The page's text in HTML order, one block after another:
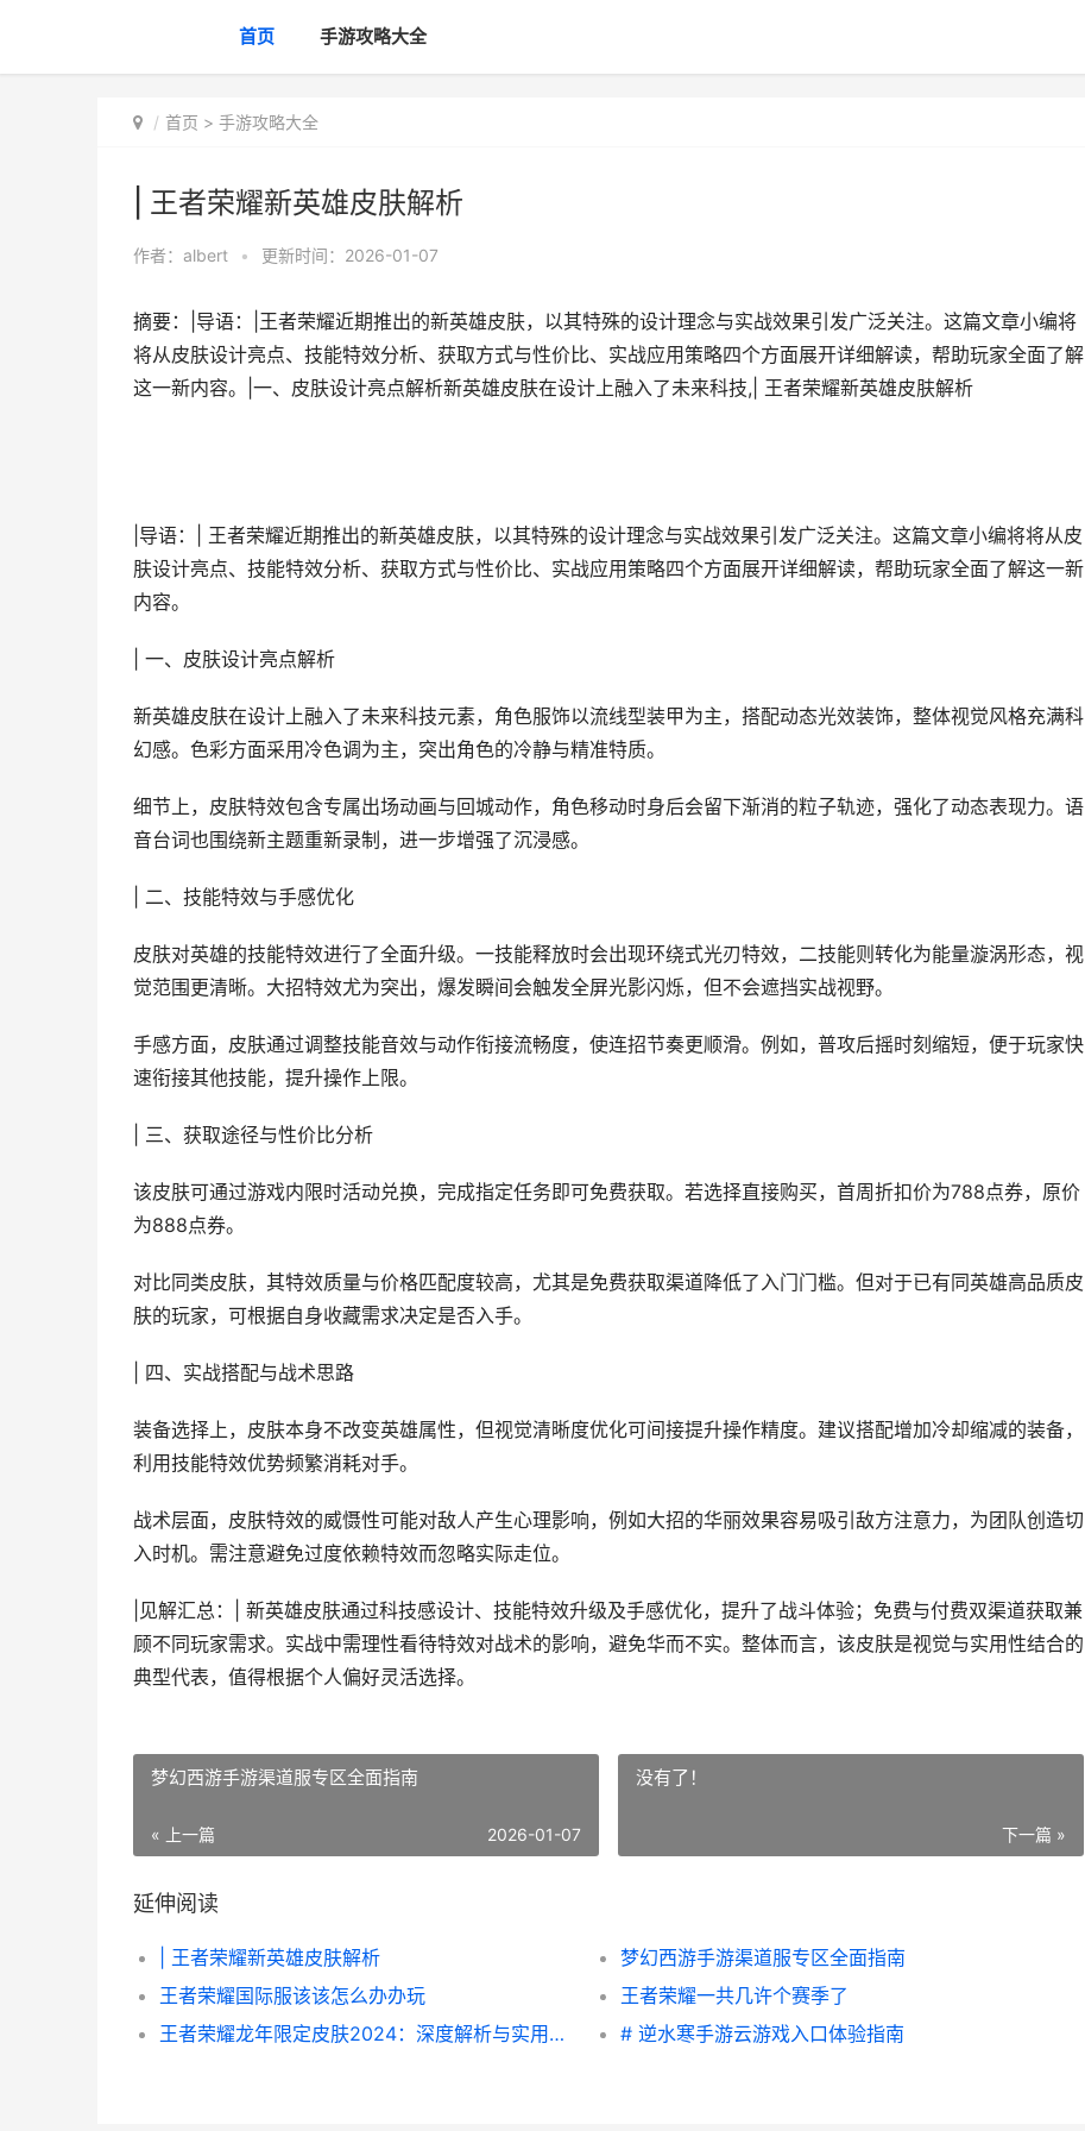
首页 手游攻略大全
首页 > 手游攻略大全
| 王者荣耀新英雄皮肤解析
作者： albert • 更新时间：2026-01-07
摘要：|导语：|王者荣耀近期推出的新英雄皮肤，以其特殊的设计理念与实战效果引发广泛关注。这篇文章小编将
将从皮肤设计亮点、技能特效分析、获取方式与性价比、实战应用策略四个方面展开详细解读，帮助玩家全面了解
这一新内容。|一、皮肤设计亮点解析新英雄皮肤在设计上融入了未来科技,| 王者荣耀新英雄皮肤解析
|导语：| 王者荣耀近期推出的新英雄皮肤，以其特殊的设计理念与实战效果引发广泛关注。这篇文章小编将将从皮
肤设计亮点、技能特效分析、获取方式与性价比、实战应用策略四个方面展开详细解读，帮助玩家全面了解这一新
内容。
| 一、皮肤设计亮点解析
新英雄皮肤在设计上融入了未来科技元素，角色服饰以流线型装甲为主，搭配动态光效装饰，整体视觉风格充满科
幻感。色彩方面采用冷色调为主，突出角色的冷静与精准特质。
细节上，皮肤特效包含专属出场动画与回城动作，角色移动时身后会留下渐消的粒子轨迹，强化了动态表现力。语
音台词也围绕新主题重新录制，进一步增强了沉浸感。
| 二、技能特效与手感优化
皮肤对英雄的技能特效进行了全面升级。一技能释放时会出现环绕式光刃特效，二技能则转化为能量漩涡形态，视
觉范围更清晰。大招特效尤为突出，爆发瞬间会触发全屏光影闪烁，但不会遮挡实战视野。
手感方面，皮肤通过调整技能音效与动作衔接流畅度，使连招节奏更顺滑。例如，普攻后摇时刻缩短，便于玩家快
速衔接其他技能，提升操作上限。
| 三、获取途径与性价比分析
该皮肤可通过游戏内限时活动兑换，完成指定任务即可免费获取。若选择直接购买，首周折扣价为788点券，原价
为888点券。
对比同类皮肤，其特效质量与价格匹配度较高，尤其是免费获取渠道降低了入门门槛。但对于已有同英雄高品质皮
肤的玩家，可根据自身收藏需求决定是否入手。
| 四、实战搭配与战术思路
装备选择上，皮肤本身不改变英雄属性，但视觉清晰度优化可间接提升操作精度。建议搭配增加冷却缩减的装备，
利用技能特效优势频繁消耗对手。
战术层面，皮肤特效的威慑性可能对敌人产生心理影响，例如大招的华丽效果容易吸引敌方注意力，为团队创造切
入时机。需注意避免过度依赖特效而忽略实际走位。
|见解汇总：| 新英雄皮肤通过科技感设计、技能特效升级及手感优化，提升了战斗体验；免费与付费双渠道获取兼
顾不同玩家需求。实战中需理性看待特效对战术的影响，避免华而不实。整体而言，该皮肤是视觉与实用性结合的
典型代表，值得根据个人偏好灵活选择。
梦幻西游手游渠道服专区全面指南
« 上一篇 2026-01-07
没有了！
下一篇 »
延伸阅读
| 王者荣耀新英雄皮肤解析
梦幻西游手游渠道服专区全面指南
王者荣耀国际服该该怎么办办玩
王者荣耀一共几许个赛季了
王者荣耀龙年限定皮肤2024：深度解析与实用指南
# 逆水寒手游云游戏入口体验指南